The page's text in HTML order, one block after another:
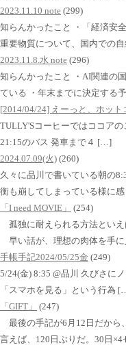
2023.11.10 note (299)
知らんかったこと ・「経済安
重要物質について、国内での
2023.11.8.水 note (296)
知らんかったこと ・AI関連の
ている ・年末までに決定する
[2014/04/24] えーっと、ホット
TULLY'Sコーヒーではココア
21:15のバス 発車まで４ […]
2024.07.09(火) (260)
久々に品川で書いている朝の
衡も崩してしまっている様に
「I need MOVIE」
(254)
孤独に耐えられる方法といえ
早い話が、理想の肉体を手
手帳手記2024/05/25金 (249)
5/24(金) 8:35 @品川 久びさに
「スマホを見る」という行為
「GIFT」
(247)
最後の手記が6月12日だから
言えば、120日ぶりだ。30日